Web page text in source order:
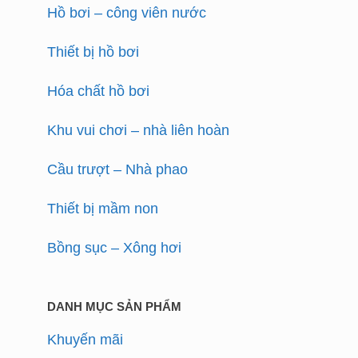
Hồ bơi – công viên nước
Thiết bị hồ bơi
Hóa chất hồ bơi
Khu vui chơi – nhà liên hoàn
Cầu trượt – Nhà phao
Thiết bị mầm non
Bồng sục – Xông hơi
DANH MỤC SẢN PHẨM
Khuyến mãi